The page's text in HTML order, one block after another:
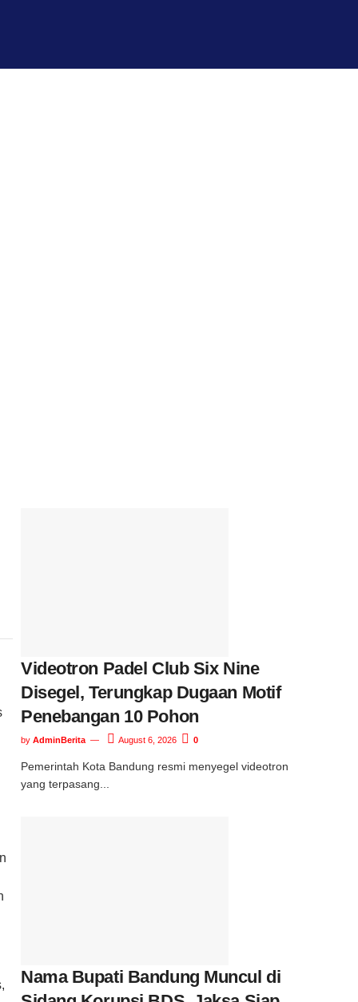
Videotron Padel Club Six Nine
Disegel, Terungkap Dugaan Motif
Penebangan 10 Pohon
by AdminBerita August 6, 2026 0
Pemerintah Kota Bandung resmi menyegel videotron
yang terpasang...
Nama Bupati Bandung Muncul di